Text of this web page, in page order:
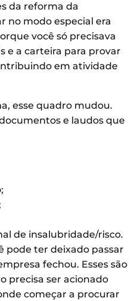
da reforma da
no modo especial era
você só precisava
e a carteira para provar
em atividade
esse quadro mudou.
e laudos que
de insalubridade/risco.
pode ter deixado passar
fechou. Esses são
precisa ser acionado
começar a procurar